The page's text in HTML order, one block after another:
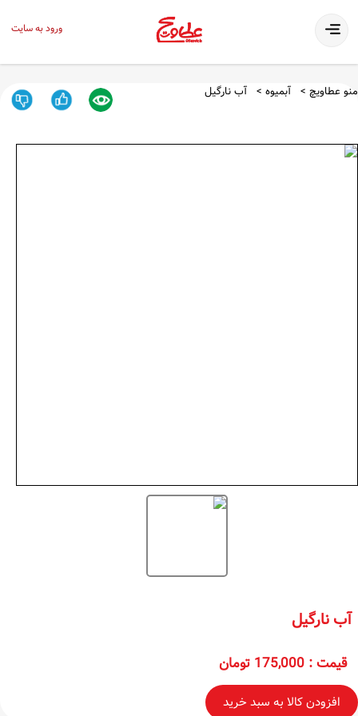
ورود به سایت
منو عطاویچ آبمیوه آب نارگیل
آب نارگیل
قیمت: 175,000 تومان
افزودن کالا به سبد خرید